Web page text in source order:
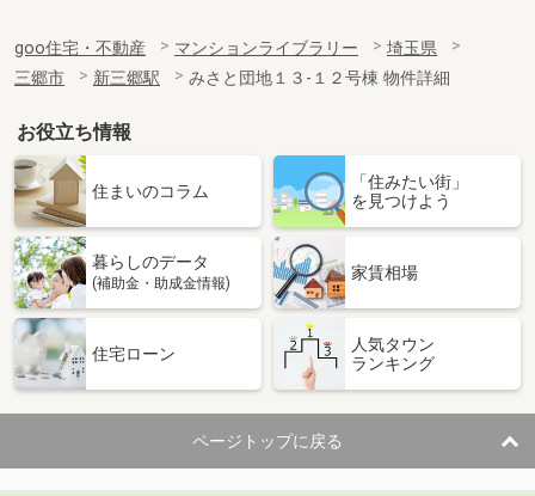
goo住宅・不動産 マンションライブラリー
埼玉県
三郷市
新三郷駅 みさと団地１３-１２号棟 物件詳細
お役立ち情報
住まいのコラム
「住みたい街」
を見つけよう
暮らしのデータ
(補助金・助成金情報)
家賃相場
住宅ローン
人気タウン
ランキング
ページトップに戻る